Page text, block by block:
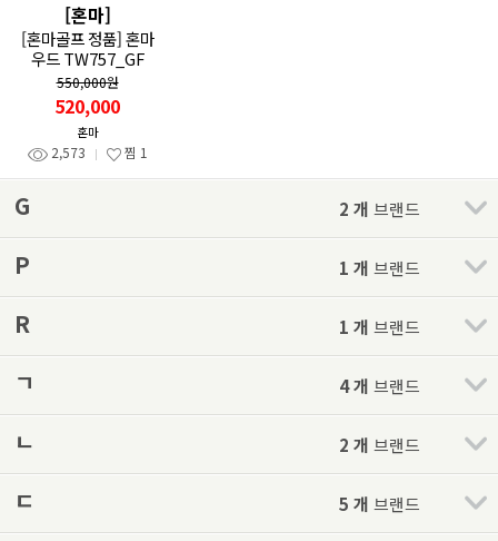
[혼마]
[혼마골프 정품] 혼마
우드 TW757_GF
550,000원
520,000
혼마
2,573 찜 1
G 2 개 브랜드
P 1 개 브랜드
R 1 개 브랜드
ㄱ 4 개 브랜드
ㄴ 2 개 브랜드
ㄷ 5 개 브랜드